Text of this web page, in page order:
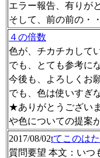
エラー報告、有りが
そして、前の前の・
４の倍数
色が、チカチカして
でも、とても参考に
今後も、よろしくお
でも、色は使いすぎ
★ありがとうござい
や色についての提案
2017/08/02tてこのは
質問要望 本文：いつ